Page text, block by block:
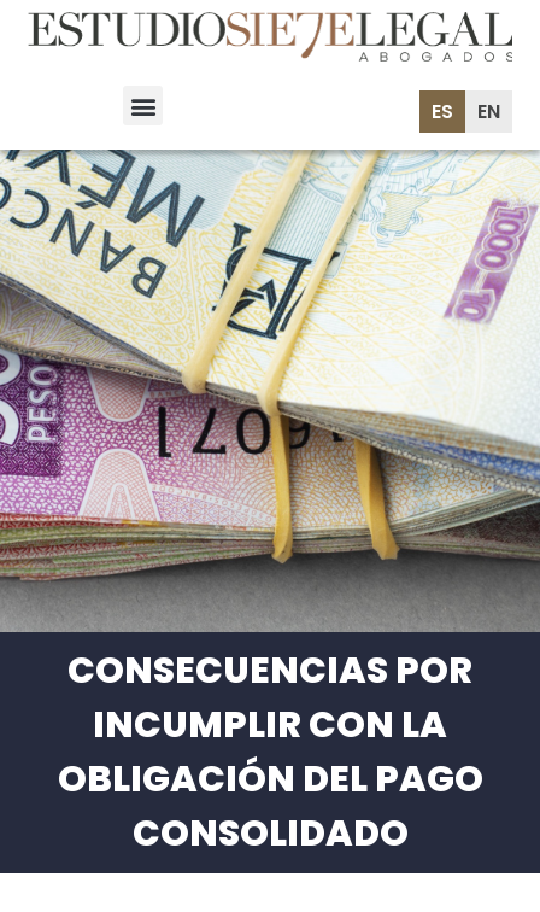
ES EN
CONSECUENCIAS POR
INCUMPLIR CON LA
OBLIGACIÓN DEL PAGO
CONSOLIDADO